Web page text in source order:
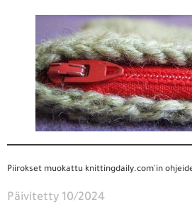
Piirokset muokattu knittingdaily.com'in
Päivitetty 10/2024